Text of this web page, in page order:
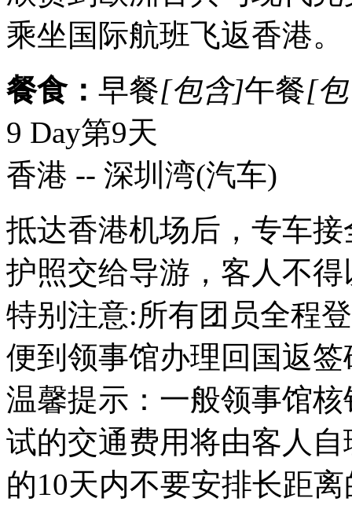
乘坐国际航班飞返香港。
餐食： 早餐[包含]午餐[
9 Day第9天
香港 -- 深圳湾(汽车)
抵达香港机场后，专车
护照交给导游，客人不
特别注意:所有团员全程
便到领事馆办理回国返签
温馨提示：一般领事馆
试的交通费用将由客人
的10天内不要安排长距